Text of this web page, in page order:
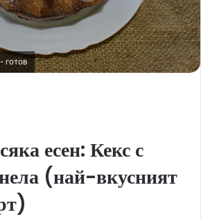
готов
есен: Кекс с
(най-вкусният